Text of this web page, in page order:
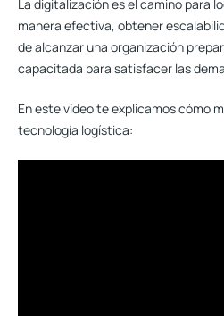
La digitalización es el camino para
manera efectiva, obtener
de alcanzar una organización
capacitada para satisfacer las
En este vídeo te explicamos cómo
tecnología logística: